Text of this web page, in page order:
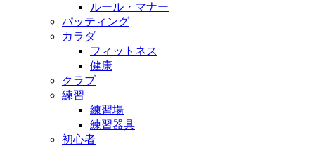
ルール・マナー
パッティング
カラダ
フィットネス
健康
クラブ
練習
練習場
練習器具
初心者